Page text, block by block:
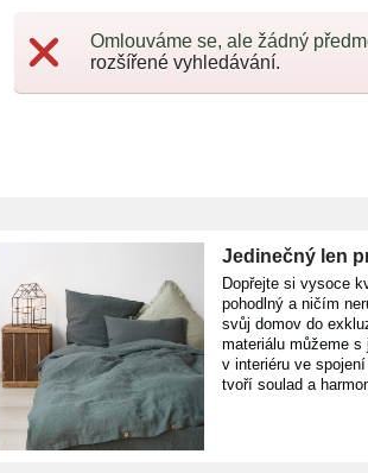
Omlouváme se, ale žádný
rozšířené vyhledávání.
Jedinečný len
Dopřejte si vysoce
pohodlný a ničím
svůj domov do
materiálu můžeme
v interiéru ve
tvoří soulad a